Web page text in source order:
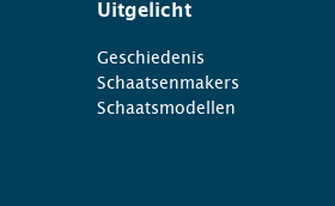
Uitgelicht
Geschiedenis
Schaatsenmakers
Schaatsmodellen